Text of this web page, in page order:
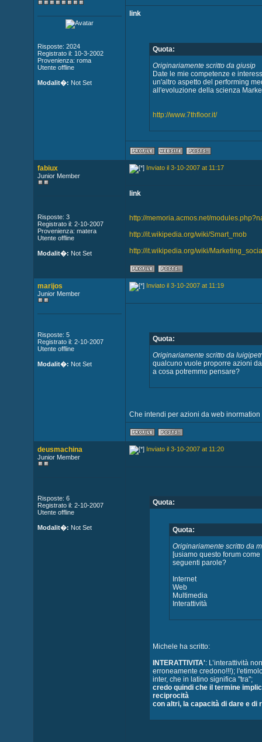
Risposte: 2024
Registrato il: 10-3-2002
Provenienza: roma
Utente offline
Modalit�: Not Set
link
Quota:
Originariamente scritto da giusip
Date le mie competenze e
un'altro aspetto del performing
all'evoluzione della scienza
http://www.7thfloor.it/
fabiux
Junior Member
Risposte: 3
Registrato il: 2-10-2007
Provenienza: matera
Utente offline
Modalit�: Not Set
Inviato il 3-10-2007 at 11:17
link
http://memoria.acmos.net/
http://it.wikipedia.org/wiki/Smart_mob
http://it.wikipedia.org/wiki/
marijos
Junior Member
Risposte: 5
Registrato il: 2-10-2007
Utente offline
Modalit�: Not Set
Inviato il 3-10-2007 at 11:19
Quota:
Originariamente scritto da
qualcuno vuole proporre azioni
a cosa potremmo pensare?
Che intendi per azioni da web inormation
deusmachina
Junior Member
Risposte: 6
Registrato il: 2-10-2007
Utente offline
Modalit�: Not Set
Inviato il 3-10-2007 at 11:20
Quota:
Quota:
Originariamente scritto da
[usiamo questo forum
seguenti parole?
Internet
Web
Multimedia
Interattività
Michele ha scritto:
INTERATTIVITA': L’interattività
erroneamente credono!!!);
inter, che in latino significa "tra";
credo quindi che il termine
reciprocità
con altri, la capacità di dare e di